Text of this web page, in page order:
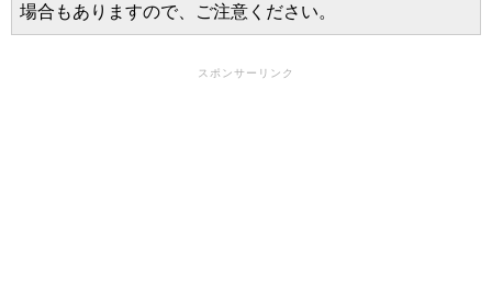
場合もありますので、ご注意ください。
スポンサーリンク